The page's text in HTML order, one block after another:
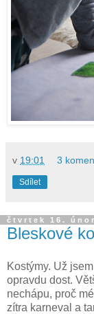
v 19:01 3
Sdílet
čtvrtek 16.
Bleskové
Kostýmy. Už
opravdu dost.
nechápu, proč
zítra karneval a